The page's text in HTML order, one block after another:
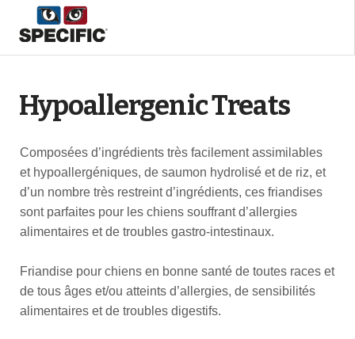
Hypoallergenic Treats
Composées d’ingrédients très facilement assimilables
et hypoallergéniques, de saumon hydrolisé et de riz, et
d’un nombre très restreint d’ingrédients, ces friandises
sont parfaites pour les chiens souffrant d’allergies
alimentaires et de troubles gastro-intestinaux.
Friandise pour chiens en bonne santé de toutes races et
de tous âges et/ou atteints d’allergies, de sensibilités
alimentaires et de troubles digestifs.